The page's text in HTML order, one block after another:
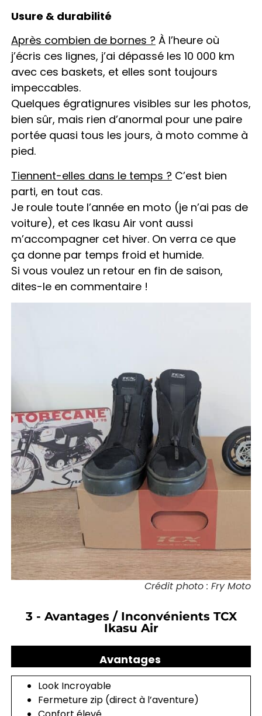
Usure & durabilité
Après combien de bornes ? À l’heure où
j’écris ces lignes, j’ai dépassé les 10 000 km
avec ces baskets, et elles sont toujours
impeccables.
Quelques égratignures visibles sur les photos,
bien sûr, mais rien d’anormal pour une paire
portée quasi tous les jours, à moto comme à
pied.
Tiennent-elles dans le temps ? C’est bien
parti, en tout cas.
Je roule toute l’année en moto (je n’ai pas de
voiture), et ces Ikasu Air vont aussi
m’accompagner cet hiver. On verra ce que
ça donne par temps froid et humide.
Si vous voulez un retour en fin de saison,
dites-le en commentaire !
Crédit photo : Fry Moto
3 - Avantages / Inconvénients TCX
Ikasu Air
Avantages
Look Incroyable
Fermeture zip (direct à l’aventure)